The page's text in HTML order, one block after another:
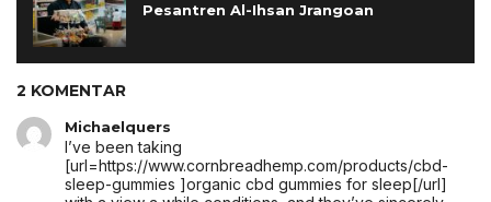
Pesantren Al-Ihsan Jrangoan
2 KOMENTAR
Michaelquers
I’ve been taking
[url=https://www.cornbreadhemp.com/products/cbd-
sleep-gummies ]organic cbd gummies for sleep[/url]